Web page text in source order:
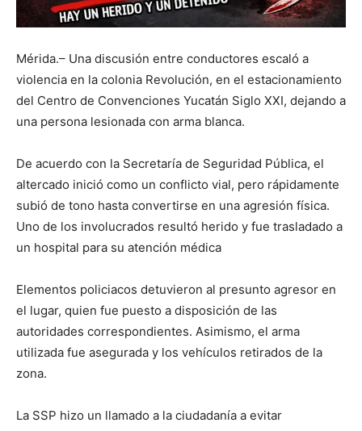
Mérida.– Una discusión entre conductores escaló a
violencia en la colonia Revolución, en el estacionamiento
del Centro de Convenciones Yucatán Siglo XXI, dejando a
una persona lesionada con arma blanca.
De acuerdo con la Secretaría de Seguridad Pública, el
altercado inició como un conflicto vial, pero rápidamente
subió de tono hasta convertirse en una agresión física.
Uno de los involucrados resultó herido y fue trasladado a
un hospital para su atención médica
Elementos policiacos detuvieron al presunto agresor en
el lugar, quien fue puesto a disposición de las
autoridades correspondientes. Asimismo, el arma
utilizada fue asegurada y los vehículos retirados de la
zona.
La SSP hizo un llamado a la ciudadanía a evitar